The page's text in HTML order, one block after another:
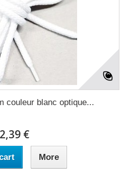
couleur blanc optique...
2,39 €
More